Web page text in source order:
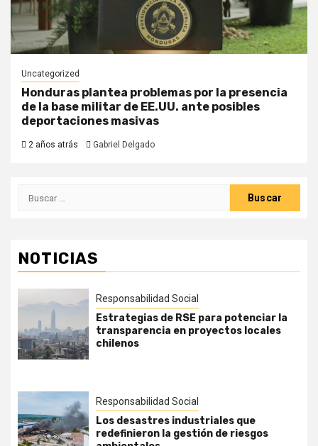
Uncategorized
Honduras plantea problemas por la presencia
de la base militar de EE.UU. ante posibles
deportaciones masivas
2 años atrás Gabriel Delgado
Buscar:
NOTICIAS
Responsabilidad Social
Estrategias de RSE para potenciar la
transparencia en proyectos locales
chilenos
Responsabilidad Social
Los desastres industriales que
redefinieron la gestión de riesgos